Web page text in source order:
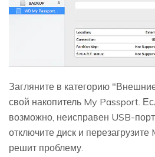
Загляните в категорию
свой накопитель My Passport.
возможно, неисправен USB-
отключите диск и перезагрузите
решит проблему.